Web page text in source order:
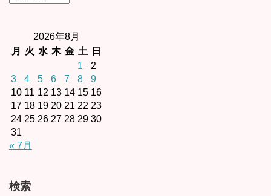
2026年8月
月
火 水 木 金 土
日
1
2
3
4 5 6 7 8
9
10 11 12 13 14 15 16
17 18 19 20 21 22 23
24 25 26 27 28 29 30
31
« 7月
検索